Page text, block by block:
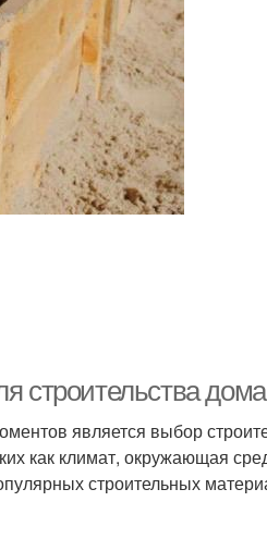
строительства дома
является выбор
как климат, окружающая
строительных